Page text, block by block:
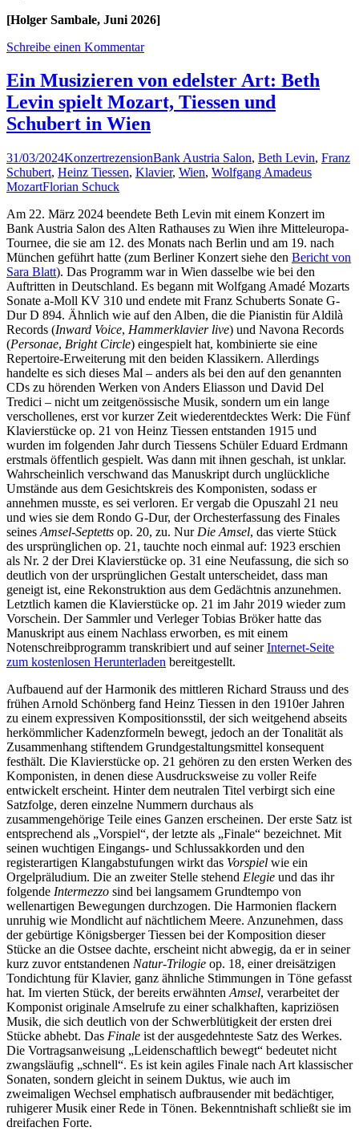
[Holger Sambale, Juni 2026]
Schreibe einen Kommentar
Ein Musizieren von edelster Art: Beth
Levin spielt Mozart, Tiessen und
Schubert in Wien
31/03/2024KonzertrezensionBank Austria Salon, Beth Levin, Franz
Schubert, Heinz Tiessen, Klavier, Wien, Wolfgang Amadeus
MozartFlorian Schuck
Am 22. März 2024 beendete Beth Levin mit einem Konzert im
Bank Austria Salon des Alten Rathauses zu Wien ihre Mitteleuropa-
Tournee, die sie am 12. des Monats nach Berlin und am 19. nach
München geführt hatte (zum Berliner Konzert siehe den Bericht von
Sara Blatt). Das Programm war in Wien dasselbe wie bei den
Auftritten in Deutschland. Es begann mit Wolfgang Amadé Mozarts
Sonate a-Moll KV 310 und endete mit Franz Schuberts Sonate G-
Dur D 894. Ähnlich wie auf den Alben, die die Pianistin für Aldilà
Records (Inward Voice, Hammerklavier live) und Navona Records
(Personae, Bright Circle) eingespielt hat, kombinierte sie eine
Repertoire-Erweiterung mit den beiden Klassikern. Allerdings
handelte es sich dieses Mal – anders als bei den auf den genannten
CDs zu hörenden Werken von Anders Eliasson und David Del
Tredici – nicht um zeitgenössische Musik, sondern um ein lange
verschollenes, erst vor kurzer Zeit wiederentdecktes Werk: Die Fünf
Klavierstücke op. 21 von Heinz Tiessen entstanden 1915 und
wurden im folgenden Jahr durch Tiessens Schüler Eduard Erdmann
erstmals öffentlich gespielt. Was dann mit ihnen geschah, ist unklar.
Wahrscheinlich verschwand das Manuskript durch unglückliche
Umstände aus dem Gesichtskreis des Komponisten, sodass er
annehmen musste, es sei verloren. Er vergab die Opuszahl 21 neu
und wies sie dem Rondo G-Dur, der Orchesterfassung des Finales
seines Amsel-Septetts op. 20, zu. Nur Die Amsel, das vierte Stück
des ursprünglichen op. 21, tauchte noch einmal auf: 1923 erschien
als Nr. 2 der Drei Klavierstücke op. 31 eine Neufassung, die sich so
deutlich von der ursprünglichen Gestalt unterscheidet, dass man
geneigt ist, eine Rekonstruktion aus dem Gedächtnis anzunehmen.
Letztlich kamen die Klavierstücke op. 21 im Jahr 2019 wieder zum
Vorschein. Der Sammler und Verleger Tobias Bröker hatte das
Manuskript aus einem Nachlass erworben, es mit einem
Notenschreibprogramm transkribiert und auf seinerInternet-Seite
zum kostenlosen Herunterladen bereitgestellt.
Aufbauend auf der Harmonik des mittleren Richard Strauss und des
frühen Arnold Schönberg fand Heinz Tiessen in den 1910er Jahren
zu einem expressiven Kompositionsstil, der sich weitgehend abseits
herkömmlicher Kadenzformeln bewegt, jedoch an der Tonalität als
Zusammenhang stiftendem Grundgestaltungsmittel konsequent
festhält. Die Klavierstücke op. 21 gehören zu den ersten Werken des
Komponisten, in denen diese Ausdrucksweise zu voller Reife
entwickelt erscheint. Hinter dem neutralen Titel verbirgt sich eine
Satzfolge, deren einzelne Nummern durchaus als
zusammengehörige Teile eines Ganzen erscheinen. Der erste Satz ist
entsprechend als „Vorspiel“, der letzte als „Finale“ bezeichnet. Mit
seinen wuchtigen Eingangs- und Schlussakkorden und den
registerartigen Klangabstufungen wirkt das Vorspiel wie ein
Orgelpräludium. Die an zweiter Stelle stehend Elegie und das ihr
folgende Intermezzo sind bei langsamem Grundtempo von
wellenartigen Bewegungen durchzogen. Die Harmonien flackern
unruhig wie Mondlicht auf nächtlichem Meere. Anzunehmen, dass
der gebürtige Königsberger Tiessen bei der Komposition dieser
Stücke an die Ostsee dachte, erscheint nicht abwegig, da er in seiner
kurz zuvor entstandenen Natur-Trilogie op. 18, einer dreisätzigen
Tondichtung für Klavier, ganz ähnliche Stimmungen in Töne gefasst
hat. Im vierten Stück, der bereits erwähnten Amsel, verarbeitet der
Komponist originale Amselrufe zu einer schalkhaften, kapriziösen
Musik, die sich deutlich von der Schwerblütigkeit der ersten drei
Stücke abhebt. Das Finale ist der ausgedehnteste Satz des Werkes.
Die Vortragsanweisung „Leidenschaftlich bewegt“ bedeutet nicht
zwangsläufig „schnell“. Es ist kein agiles Finale nach Art klassischer
Sonaten, sondern gleicht in seinem Duktus, wie auch im
zweimaligen Wechsel emphatisch aufbrausender mit bedächtiger,
ruhigerer Musik einer Rede in Tönen. Bekenntnishaft schließt sie im
dreifachen Forte.